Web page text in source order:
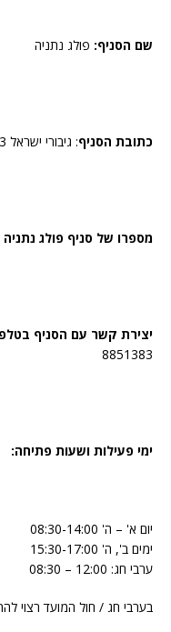
שם הסניף: פולג נתניה
כתובת הסניף: גיבורי ישראל 13, נתניה.
מספרו של סניף פולג נתניה
יצירת קשר עם הסניף
8851383
ימי פעילות ושעות פתיחה:
יום א' – ה' 08:30-14:00
ימים ב', ה' 15:30-17:00
ערבי חג: 12:00 – 08:30
בערבי חג / חול המועד רצוי